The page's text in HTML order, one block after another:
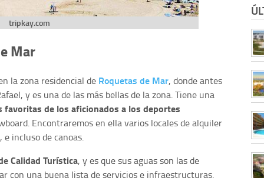
tripkay.com
Mar
la zona residencial de Roquetas de Mar, donde antes
y es una de las más bellas de la zona. Tiene una
favoritas de los aficionados a los deportes
Encontraremos en ella varios locales de alquiler
incluso de canoas.
Calidad Turística, y es que sus aguas son las de
con una buena lista de servicios e infraestructuras.